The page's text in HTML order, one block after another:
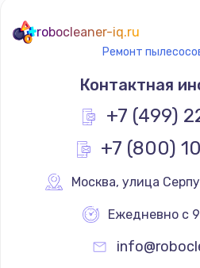
robocleaner-iq.ru
Ремонт
Контактная
+7 (499)
+7 (800)
Москва, улица
Ежедневно с